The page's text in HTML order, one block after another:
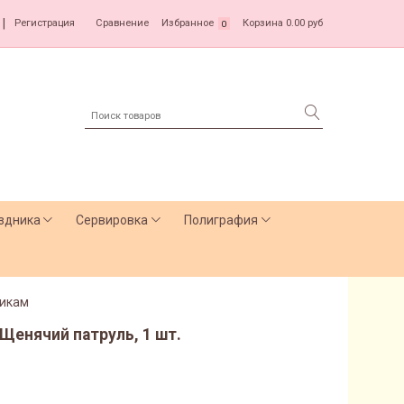
Регистрация Сравнение Избранное 0 Корзина 0.00 руб
Сервировка Полиграфия
патруль, 1 шт.